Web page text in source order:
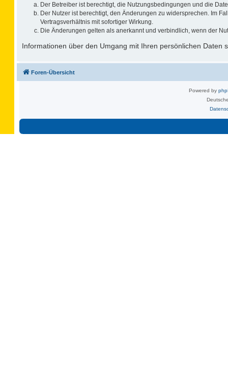
Der Betreiber ist berechtigt, die Nutzungsbedingungen und die
Der Nutzer ist berechtigt, den Änderungen zu widersprechen. Im
Vertragsverhältnis mit sofortiger Wirkung.
Die Änderungen gelten als anerkannt und verbindlich, wenn der
Informationen über den Umgang mit Ihren persönlichen Daten
Foren-Übersicht
Powered by